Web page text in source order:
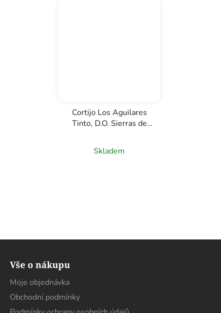
Cortijo Los Aguilares
Tinto, D.O. Sierras de
0,75l
Skladem
Vše o nákupu
Moje objednávka
Obchodní podmínky